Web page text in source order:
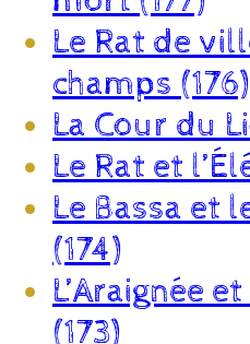
Le Rat de
champs (176)
La Cour du
Le Rat et
Le Bassa et
(174)
L’Araignée
(173)